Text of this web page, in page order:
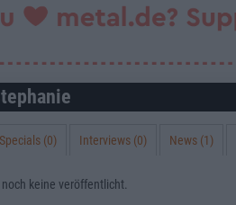
Specials (0) Interviews (0) News (1)
keine veröffentlicht.